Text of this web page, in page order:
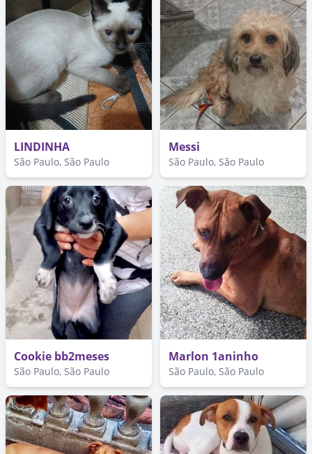
LINDINHA
São Paulo, São Paulo
Messi
São Paulo, São Paulo
Cookie bb2meses
São Paulo, São Paulo
Marlon 1aninho
São Paulo, São Paulo